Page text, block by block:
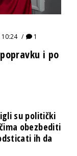
1
i po
su politički
obezbediti
ih da